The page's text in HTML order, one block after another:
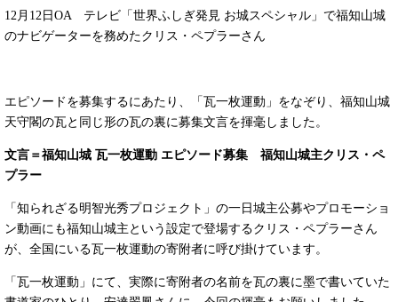
12月12日OA テレビ「世界ふしぎ発見 お城スペシャル」で福知山城
のナビゲーターを務めたクリス・ペプラーさん
エピソードを募集するにあたり、「瓦一枚運動」をなぞり、福知山城
天守閣の瓦と同じ形の瓦の裏に募集文言を揮毫しました。
文言＝福知山城 瓦一枚運動 エピソード募集 福知山城主クリス・ペ
プラー
「知られざる明智光秀プロジェクト」の一日城主公募やプロモーショ
ン動画にも福知山城主という設定で登場するクリス・ペプラーさん
が、全国にいる瓦一枚運動の寄附者に呼び掛けています。
「瓦一枚運動」にて、実際に寄附者の名前を瓦の裏に墨で書いていた